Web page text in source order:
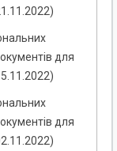
для
для